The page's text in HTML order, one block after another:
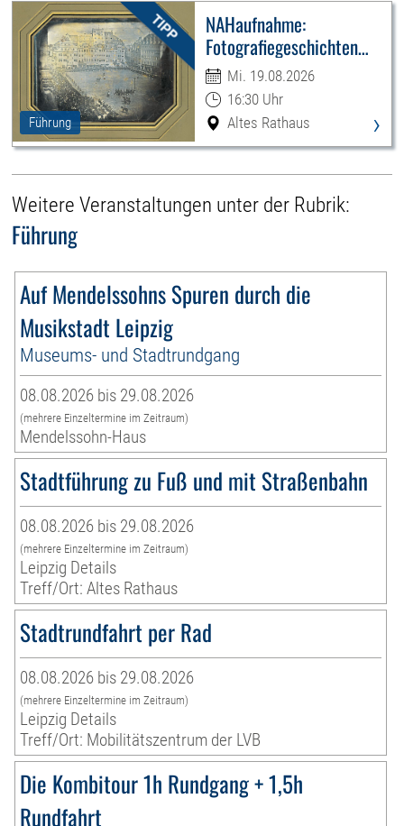
Führung
NAHaufnahme:
Fotografiegeschichten
Leipzigs
Mi. 19.08.2026
16:30 Uhr
Altes Rathaus
›
Weitere Veranstaltungen unter der Rubrik:
Führung
Auf Mendelssohns Spuren durch die
Musikstadt Leipzig
Museums- und Stadtrundgang
08.08.2026 bis 29.08.2026
(mehrere Einzeltermine im Zeitraum)
Mendelssohn-Haus
Stadtführung zu Fuß und mit Straßenbahn
08.08.2026 bis 29.08.2026
(mehrere Einzeltermine im Zeitraum)
Leipzig Details
Treff/Ort: Altes Rathaus
Stadtrundfahrt per Rad
08.08.2026 bis 29.08.2026
(mehrere Einzeltermine im Zeitraum)
Leipzig Details
Treff/Ort: Mobilitätszentrum der LVB
Die Kombitour 1h Rundgang + 1,5h
Rundfahrt